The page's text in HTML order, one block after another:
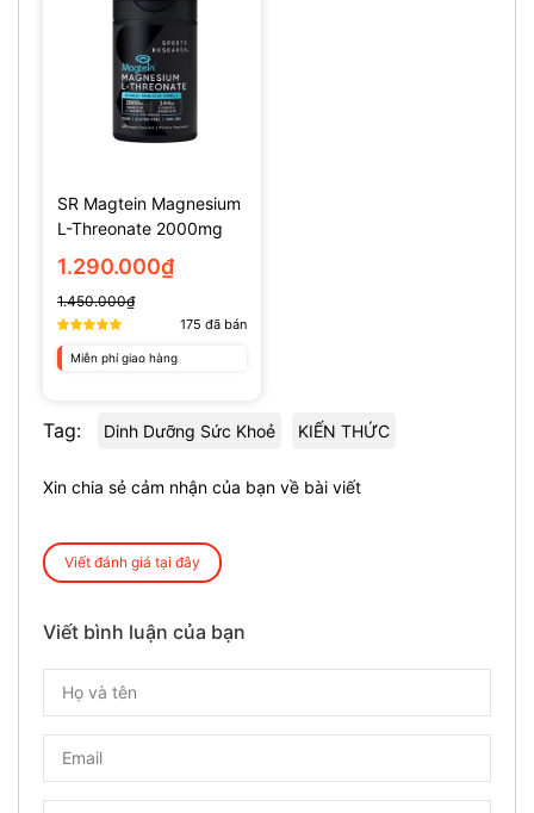
SR Magtein Magnesium
L-Threonate 2000mg
(135 Viên)
1.290.000₫
1.450.000₫
175 đã bán
Miễn phí giao hàng
Tag: Dinh Dưỡng Sức Khoẻ KIẾN THỨC
Xin chia sẻ cảm nhận của bạn về bài viết
Viết đánh giá tại đây
Viết bình luận của bạn